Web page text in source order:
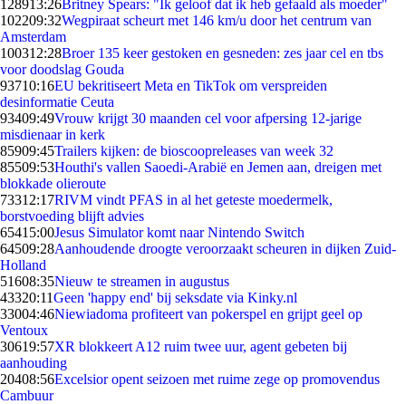
128913:26Britney Spears: "Ik geloof dat ik heb gefaald als moeder"
102209:32Wegpiraat scheurt met 146 km/u door het centrum van
Amsterdam
100312:28Broer 135 keer gestoken en gesneden: zes jaar cel en tbs
voor doodslag Gouda
93710:16EU bekritiseert Meta en TikTok om verspreiden
desinformatie Ceuta
93409:49Vrouw krijgt 30 maanden cel voor afpersing 12-jarige
misdienaar in kerk
85909:45Trailers kijken: de bioscoopreleases van week 32
85509:53Houthi's vallen Saoedi-Arabië en Jemen aan, dreigen met
blokkade olieroute
73312:17RIVM vindt PFAS in al het geteste moedermelk,
borstvoeding blijft advies
65415:00Jesus Simulator komt naar Nintendo Switch
64509:28Aanhoudende droogte veroorzaakt scheuren in dijken Zuid-
Holland
51608:35Nieuw te streamen in augustus
43320:11Geen 'happy end' bij seksdate via Kinky.nl
33004:46Niewiadoma profiteert van pokerspel en grijpt geel op
Ventoux
30619:57XR blokkeert A12 ruim twee uur, agent gebeten bij
aanhouding
20408:56Excelsior opent seizoen met ruime zege op promovendus
Cambuur